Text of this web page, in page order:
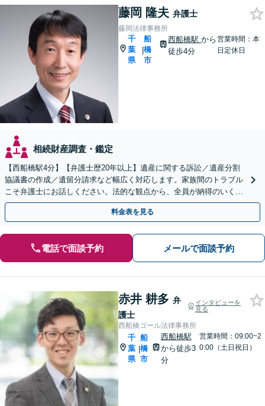
藤岡 隆夫 弁護士
藤岡法律事務所
千
葉
県
|
船
橋
市
西船橋駅 から
徒歩4分
営業時間：本
日定休日
相続財産調査・鑑定
【西船橋駅4分】【弁護士歴20年以上】遺産に関する訴訟／遺産分割
協議書の作成／遺留分請求など幅広く対応します。家族間のトラブル
こそ弁護士にお話しください。法的な観点から、全員が納得のいく解
決へ尽力いたします【土日相談可能】
料金表を見る
電話で面談予約 メールで面談予約
赤井 耕多 弁
護士
インタビューを
見る
西船橋ゴール法律事務所
千
葉
県
|
船
橋
市
西船橋駅
から徒歩3
分
営業時間：09:00~2
0:00（土日祝日）